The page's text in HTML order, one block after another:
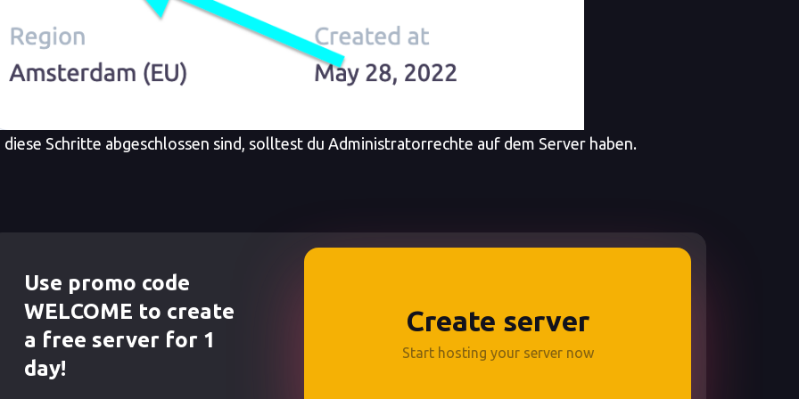
diese Schritte abgeschlossen sind, solltest du Administratorrechte auf dem Server haben.
Use promo code
WELCOME to create
a free server for 1
day!
Create server
Start hosting your server now